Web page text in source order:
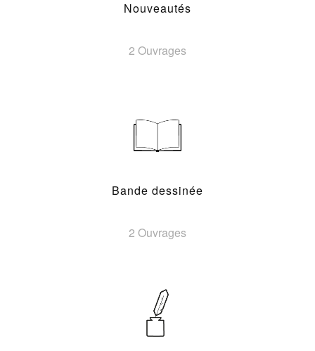
Nouveautés
2 Ouvrages
Bande dessinée
2 Ouvrages